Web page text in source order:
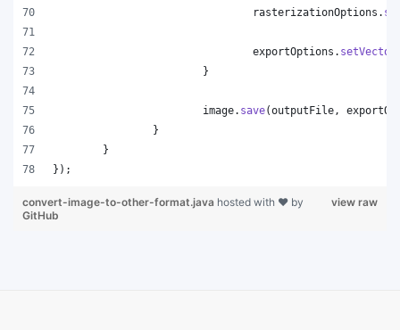
rasterizationOptions .
exportOptions .
			}
image. save(outputFile ,
		}
	}
});
view raw
convert-image-to-other-format.java hosted with ❤ by
GitHub